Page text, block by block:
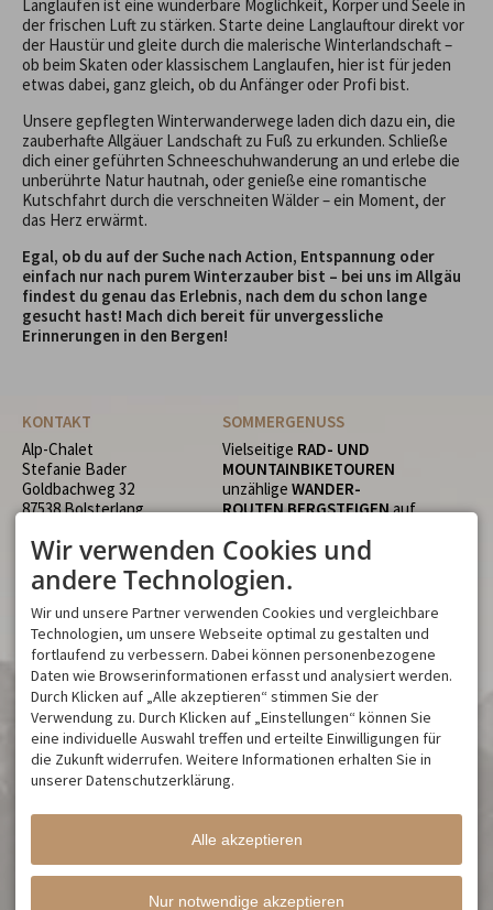
Langlaufen ist eine wunderbare Möglichkeit, Körper und Seele in
der frischen Luft zu stärken. Starte deine Langlauftour direkt vor
der Haustür und gleite durch die malerische Winterlandschaft –
ob beim Skaten oder klassischem Langlaufen, hier ist für jeden
etwas dabei, ganz gleich, ob du Anfänger oder Profi bist.
Unsere gepflegten Winterwanderwege laden dich dazu ein, die
zauberhafte Allgäuer Landschaft zu Fuß zu erkunden. Schließe
dich einer geführten Schneeschuhwanderung an und erlebe die
unberührte Natur hautnah, oder genieße eine romantische
Kutschfahrt durch die verschneiten Wälder – ein Moment, der
das Herz erwärmt.
Egal, ob du auf der Suche nach Action, Entspannung oder
einfach nur nach purem Winterzauber bist – bei uns im Allgäu
findest du genau das Erlebnis, nach dem du schon lange
gesucht hast! Mach dich bereit für unvergessliche
Erinnerungen in den Bergen!
KONTAKT
Alp-Chalet
Stefanie Bader
Goldbachweg 32
87538 Bolsterlang
Tel.+49 8326 9300
Fax +49 8326 384 98 97
Mobil+49 171 417 36 99
info@alp-chalet.de
SOMMERGENUSS
Vielseitige RAD- UND
MOUNTAINBIKETOUREN
unzählige WANDER-
ROUTENBERGSTEIGENauf
über Stock und Stein einfach
vom Haus los
Leading GOLF
BADEN & RELAXENin den
AllgäuerSEEN gemütliche
ALPHÜTTEN
Besuchen Sie unsere
Facebook-Seite
WINTERMÄRCHEN
Gemütlich
WINTERWANDERN
LANGLAUFENdirekt vom
Haus ausSKATENauf den
NACHT-LOIPEN
direkt im Ort über 150
KilometerPISTEN
nächster NäheGIPFELWELT
erkunden.SCHNEESCHUH
Spass in derNATUR
Wir verwenden Cookies und
andere Technologien.
Wir und unsere Partner verwenden Cookies und vergleichbare
Technologien, um unsere Webseite optimal zu gestalten und
fortlaufend zu verbessern. Dabei können personenbezogene
Daten wie Browserinformationen erfasst und analysiert werden.
Durch Klicken auf „Alle akzeptieren“ stimmen Sie der
Verwendung zu. Durch Klicken auf „Einstellungen“ können Sie
eine individuelle Auswahl treffen und erteilte Einwilligungen für
die Zukunft widerrufen. Weitere Informationen erhalten Sie in
unserer Datenschutzerklärung.
Alle akzeptieren
Nur notwendige akzeptieren